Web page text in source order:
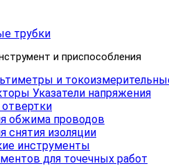
трубки
и приспособления
и
Указатели напряжения
обжима проводов
снятия изоляции
инструменты
для точечных работ